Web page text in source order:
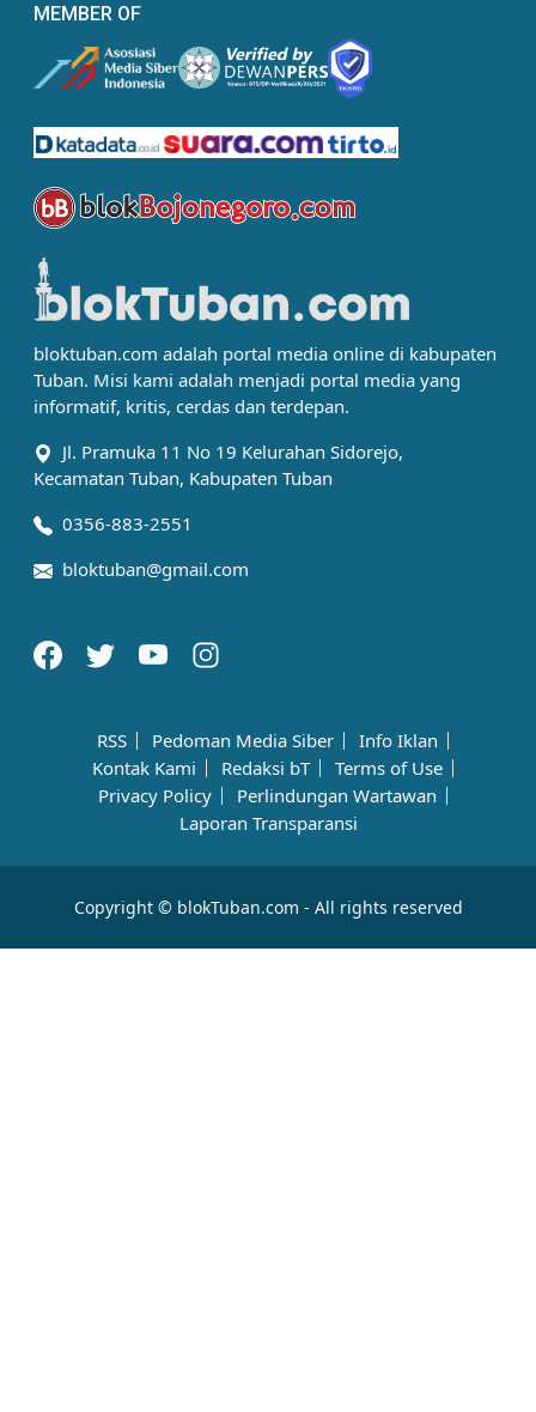
MEMBER OF
bloktuban.com adalah portal media online di kabupaten
Tuban. Misi kami adalah menjadi portal media yang
informatif, kritis, cerdas dan terdepan.
Jl. Pramuka 11 No 19 Kelurahan Sidorejo,
Kecamatan Tuban, Kabupaten Tuban
0356-883-2551
bloktuban@gmail.com
RSS Pedoman Media Siber
Info Iklan
Kontak Kami
Redaksi bT
Terms of Use
Privacy Policy
Perlindungan Wartawan
Laporan Transparansi
Copyright © blokTuban.com - All rights reserved